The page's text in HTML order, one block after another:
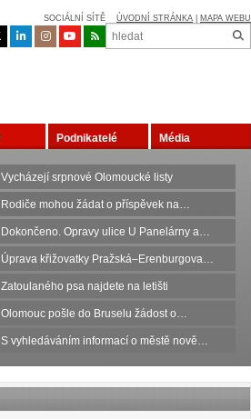
SOCIÁLNÍ SÍTĚ ÚVODNÍ STRÁNKA MAPA WEBU
Podnikatelé Média
Vycházejí srpnové Olomoucké listy
Rodiče mohou žádat o příspěvek na…
Dokončeno. Opravy ulice U Panelárny a…
Úprava křižovatky Pražská–Erenburgova…
Zatoulaného psa najdete na letišti
Olomouc pošle do Bruselu žádost o…
S vyhledáváním informací o městě nově…